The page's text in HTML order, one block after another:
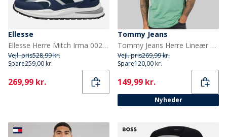
Ellesse
Ellesse Herre Mitch Irma 002 Træningssko Navy
Vejl. pris528,99 kr.
Spare259,00 kr.
Current
269,99 kr.
Tommy Jeans
Tommy Jeans Herre Lineær Logo T-shirt Bahama Green
Vejl. pris269,99 kr.
Spare120,00 kr.
Current
149,99 kr.
Nyheder